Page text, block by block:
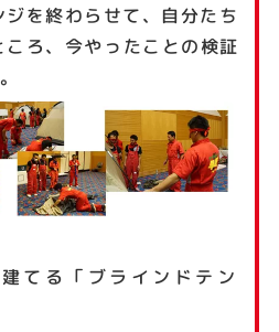
を終わらせて、自分たち
ろ、今やったことの検証
てる「ブラインドテン